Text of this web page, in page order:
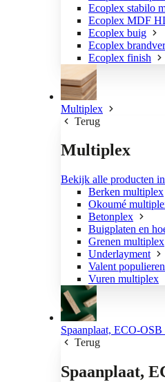
Ecoplex stabilo
Ecoplex MDF
Ecoplex buig
Ecoplex
Ecoplex finish
Multiplex
Terug
Multiplex
Bekijk alle producten
Berken multiplex
Okoumé
Betonplex
Buigplaten en
Grenen multiplex
Underlayment
Valent
Vuren multiplex
Spaanplaat, ECO-OSB
Terug
Spaanplaat,